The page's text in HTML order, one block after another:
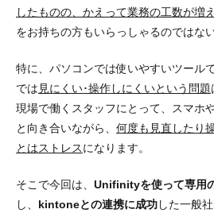
したものの、かえって業務の工数が増
をお持ちの方もいらっしゃるのではな
特に、パソコンでは使いやすいツール
では 見にくい･操作しにくいという問題
現場で働くスタッフにとって、スマホ
と向き合いながら、 何度も見直したり
とはストレスになります。
そこで今回は、 Unifinityを使って専用
し、 kintoneとの連携に成功した一般